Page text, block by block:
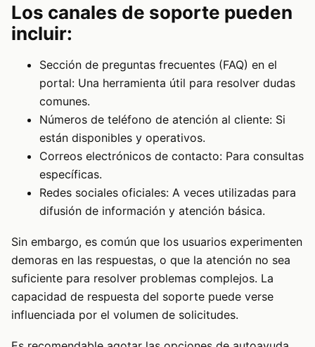
Los canales de soporte pueden
incluir:
Sección de preguntas frecuentes (FAQ) en el
portal: Una herramienta útil para resolver dudas
comunes.
Números de teléfono de atención al cliente: Si
están disponibles y operativos.
Correos electrónicos de contacto: Para consultas
específicas.
Redes sociales oficiales: A veces utilizadas para
difusión de información y atención básica.
Sin embargo, es común que los usuarios experimenten
demoras en las respuestas, o que la atención no sea
suficiente para resolver problemas complejos. La
capacidad de respuesta del soporte puede verse
influenciada por el volumen de solicitudes.